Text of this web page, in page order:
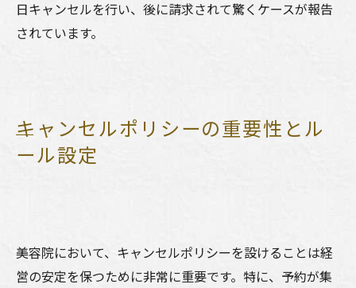
日キャンセルを行い、後に請求されて驚くケースが報告
されています。
キャンセルポリシーの重要性とル
ール設定
美容院において、キャンセルポリシーを設けることは経
営の安定を保つために非常に重要です。特に、予約が集